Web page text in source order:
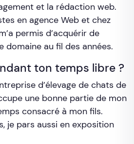
et la rédaction web.
en agence Web et chez
permis d’acquérir de
domaine au fil des années.
ton temps libre ?
d’élevage de chats de
une bonne partie de mon
consacré à mon fils.
je pars aussi en exposition